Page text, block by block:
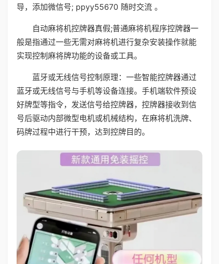
导，添加微信号; ppyy55670 随时交流 。
自动麻将机控牌器真假;普通麻将机程序控牌器一
般是指通过一些无需对麻将机进行复杂安装操作就能
实现控制麻将牌功能的设备或工具。
蓝牙或无线信号控制原理：一些智能控牌器通过
蓝牙或无线信号与手机等设备连接。手机端软件预设
好牌型等指令，发送信号给控牌器，控牌器接收到信
号后驱动内部微型电机或机械结构，在麻将机洗牌、
码牌过程中进行干预，达到控牌目的。